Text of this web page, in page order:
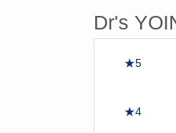
Dr's
★5
★4